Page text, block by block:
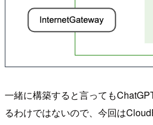
一緒に構築すると言っても
るわけではないので、今回は